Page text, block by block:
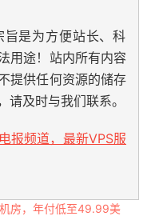
旨是为方便站长、科
用途！站内所有内容
提供任何资源的储存
及时与我们联系。
报频道，最新VPS服
房，年付低至49.99美